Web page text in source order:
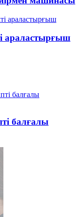
араластырғыш
балғалы